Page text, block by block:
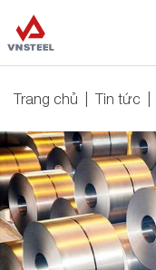
Trang chủ Tin tức